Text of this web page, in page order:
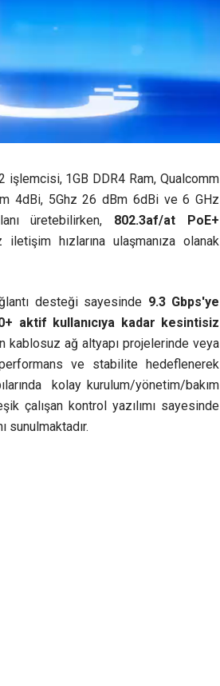
işlemcisi, 1GB DDR4 Ram, Qualcomm
4dBi, 5Ghz 26 dBm 6dBi ve 6 GHz
üretebilirken, 802.3af/at PoE+
hızlarına ulaşmanıza olanak
desteği sayesinde 9.3 Gbps'ye
aktif kullanıcıya kadar kesintisiz
kablosuz ağ altyapı projelerinde veya
ve stabilite hedeflenerek
kolay kurulum/yönetim/bakım
çalışan kontrol yazılımı sayesinde
sunulmaktadır.